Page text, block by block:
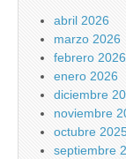
abril 2026
marzo 2026
febrero 2026
enero 2026
diciembre
noviembre
octubre
septiembre